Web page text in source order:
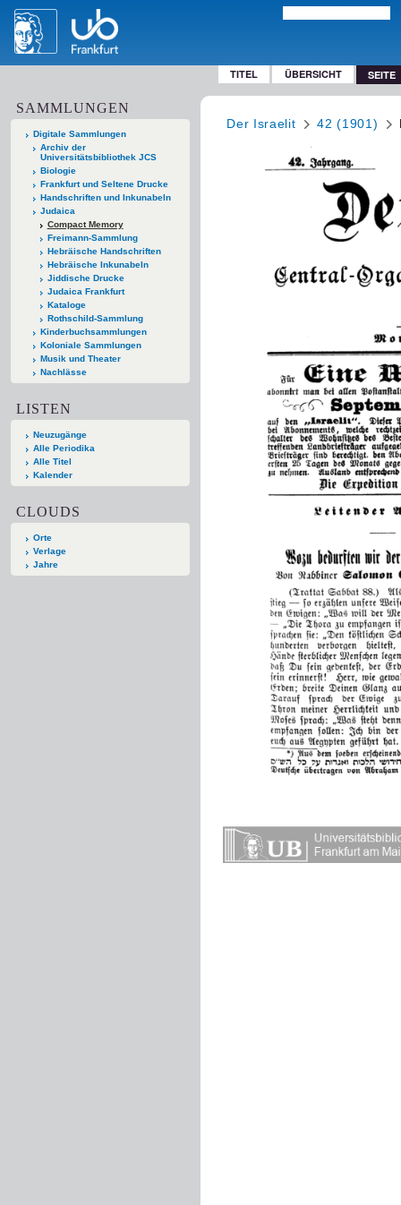
TITEL ÜBERSICHT SEITE
SAMMLUNGEN
Digitale Sammlungen
Archiv der
Universitätsbibliothek JCS
Biologie
Frankfurt und Seltene Drucke
Handschriften und Inkunabeln
Judaica
Compact Memory
Freimann-Sammlung
Hebräische Handschriften
Hebräische Inkunabeln
Jiddische Drucke
Judaica Frankfurt
Kataloge
Rothschild-Sammlung
Kinderbuchsammlungen
Koloniale Sammlungen
Musik und Theater
Nachlässe
LISTEN
Neuzugänge
Alle Periodika
Alle Titel
Kalender
CLOUDS
Orte
Verlage
Jahre
Der Israelit 42 (1901)